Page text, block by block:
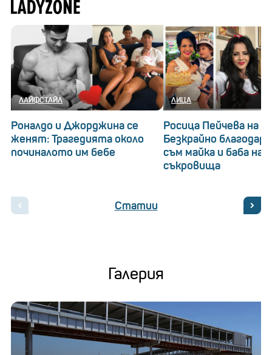
ЛАЙФСТАЙЛ
Роналдо и Джорджина се
женят: Трагедията около
починалото им бебе
ЛИЦА
Росица Пейчева на
Безкрайно
съм майка и баба на
съкровища
Статии
Галерия